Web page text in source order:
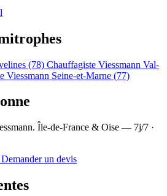
(78) Chauffagiste Viessmann Val-
Viessmann Seine-et-Marne (77)
Île-de-France & Oise — 7j/7 ·
Demander un devis